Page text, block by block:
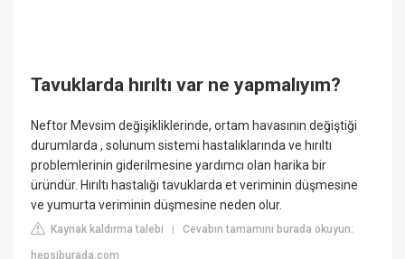
Tavuklarda hırıltı var ne yapmalıyım?
Neftor Mevsim değişikliklerinde, ortam havasının değiştiği
durumlarda , solunum sistemi hastalıklarında ve hırıltı
problemlerinin giderilmesine yardımcı olan harika bir
üründür. Hırıltı hastalığı tavuklarda et veriminin düşmesine
ve yumurta veriminin düşmesine neden olur.
Kaynak kaldırma talebi |Cevabın tamamını burada okuyun:
hepsiburada.com